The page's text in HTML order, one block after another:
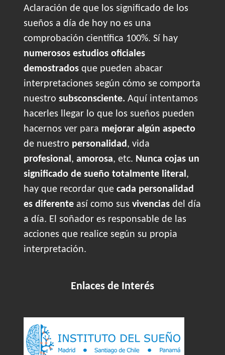
Aclaración de que los significado de los
sueños a día de hoy no es una
comprobación científica 100%. Sí hay
numerosos estudios oficiales
demostrados que pueden abacar
interpretaciones según cómo se comporta
nuestro subsconsciente. Aquí intentamos
hacerles llegar lo que los sueños pueden
hacernos ver para mejorar algún aspecto
de nuestro personalidad, vida
profesional, amorosa, etc. Nunca cojas un
significado de sueño totalmente literal,
hay que recordar que cada personalidad
es diferente así como sus vivencias del día
a día. El soñador es responsable de las
acciones que realice según su propia
interpretación.
Enlaces de Interés